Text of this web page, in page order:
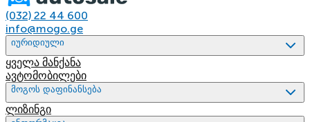
(032) 22 44 600
info@mogo.ge
იურიდიული
ყველა მანქანა
ავტომობილები
მოგოს დაფინანსება
ლიზინგი